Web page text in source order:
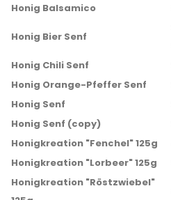
Honig Balsamico
Honig Bier Senf
Honig Chili Senf
Honig Orange-Pfeffer Senf
Honig Senf
Honig Senf (copy)
Honigkreation "Fenchel" 125g
Honigkreation "Lorbeer" 125g
Honigkreation "Röstzwiebel"